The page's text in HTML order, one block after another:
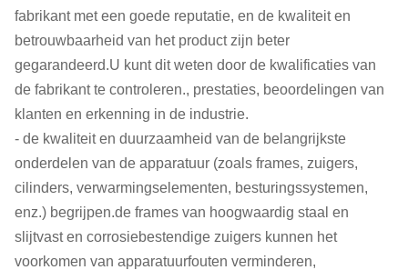
fabrikant met een goede reputatie, en de kwaliteit en
betrouwbaarheid van het product zijn beter
gegarandeerd.U kunt dit weten door de kwalificaties van
de fabrikant te controleren., prestaties, beoordelingen van
klanten en erkenning in de industrie.
- de kwaliteit en duurzaamheid van de belangrijkste
onderdelen van de apparatuur (zoals frames, zuigers,
cilinders, verwarmingselementen, besturingssystemen,
enz.) begrijpen.de frames van hoogwaardig staal en
slijtvast en corrosiebestendige zuigers kunnen het
voorkomen van apparatuurfouten verminderen,